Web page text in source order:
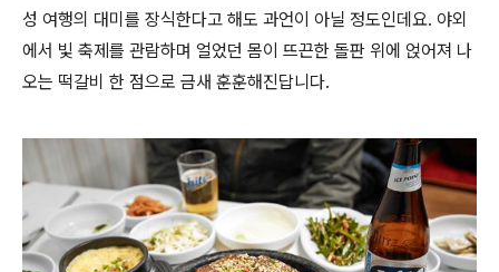
성 여행의 대미를 장식한다고 해도 과언이 아닐 정도인데요. 야외
에서 빛 축제를 관람하며 얼었던 몸이 뜨끈한 돌판 위에 얹어져 나
오는 떡갈비 한 점으로 금새 훈훈해진답니다.